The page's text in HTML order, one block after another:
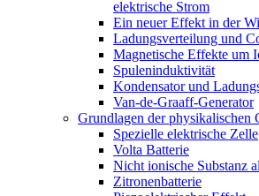
elektrische Strom
Ein neuer Effekt in der
Ladungsverteilung und
Magnetische Effekte um
Spuleninduktivität
Kondensator und
Van-de-Graaff-Generator
Grundlagen der physikalischen
Spezielle elektrische Zelle
Volta Batterie
Nicht ionische Substanz
Zitronenbatterie